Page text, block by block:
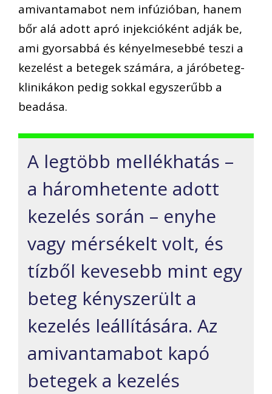
amivantamabot nem infúzióban, hanem
bőr alá adott apró injekcióként adják be,
ami gyorsabbá és kényelmesebbé teszi a
kezelést a betegek számára, a járóbeteg-
klinikákon pedig sokkal egyszerűbb a
beadása.
A legtöbb mellékhatás –
a háromhetente adott
kezelés során – enyhe
vagy mérsékelt volt, és
tízből kevesebb mint egy
beteg kényszerült a
kezelés leállítására. Az
amivantamabot kapó
betegek a kezelés